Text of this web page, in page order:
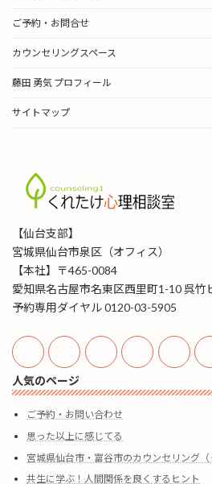
ご予約・お問合せ
カウンセリングスペース
藤田 勇気 プロフィール
サイトマップ
【仙台支部】
宮城県仙台市泉区（オフィス）
【本社】〒465-0084
愛知県名古屋市名東区西里町1-10 呉竹
予約専用ダイヤル 0120-03-5905
人気のページ
ご予約・お問い合わせ
思った以上に感じてる
宮城県仙台市・富谷市のカウンセリング（
共生に学ぶ！人間関係を良くするヒント